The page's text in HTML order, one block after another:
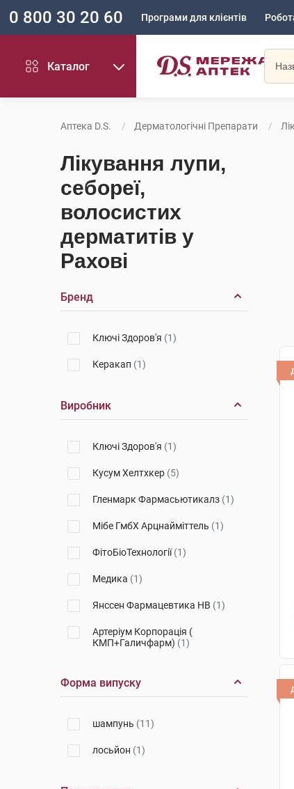
0 800 30 20 60 Програми для клієнтів
Каталог
Аптека D.S. Дерматологічні Препарати
Лікування лупи,
себореї,
волосистих
дерматитів у
Рахові
Бренд
Ключі Здоров'я (1)
Керакап (1)
Виробник
Ключі Здоров'я (1)
Кусум Хелтхкер (5)
Гленмарк Фармасьютикалз (1)
Мібе ГмбХ Арцнайміттель (1)
ФітоБіоТехнології(1)
Медика (1)
Янссен Фармацевтика НВ (1)
Артеріум Корпорація (
КМП+Галичфарм) (1)
Форма випуску
шампунь (11)
лосьйон (1)